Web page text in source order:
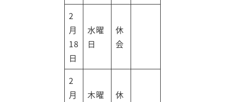
2
月
18
日
水曜
日
休
会
2
月
木曜
休